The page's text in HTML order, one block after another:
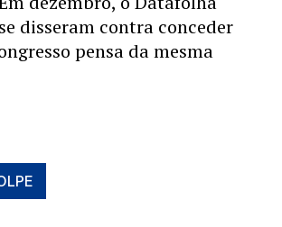
disseram contra conceder
pensa da mesma